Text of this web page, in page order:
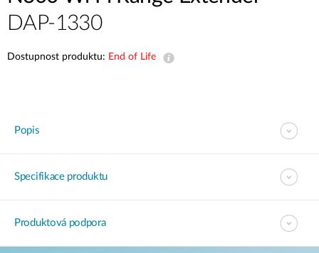
DAP-1330
Dostupnost produktu: End of Life
Popis
Specifikace produktu
Produktová podpora